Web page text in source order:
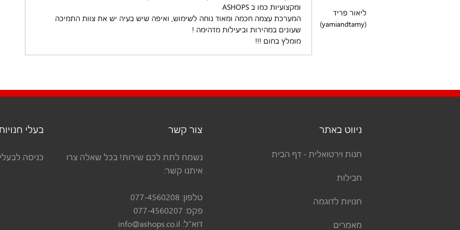
ליאור פריד
(yamiandtamy)
ומקצועיות כמו בASHOPS
המערכת עצמה חכמה ומאוד נוחה לשימוש, ואיפה שיש בעיה יש את צוות התמיכה
שעונים במהירות וביעילות מדהימה !
מומלץ בחום !!!
ניווט באתר
חנות וירטואלית - דף הבית
חבילות
חנויות לדוגמה
מאמרים
צור קשר
נשמח לתת לכם שירות! בכל שאלה צרו
איתנו קשר:
טלפון: 077-4560208
פקס: 077-4560207
דוא”ל: info@ashops.co.il
בעלי
כניסה